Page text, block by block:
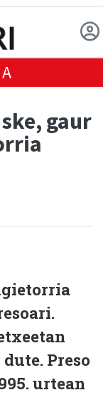
gaur
Preso
urtean